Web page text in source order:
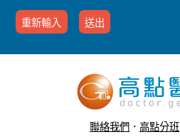
聯絡我們 ． 高點分班